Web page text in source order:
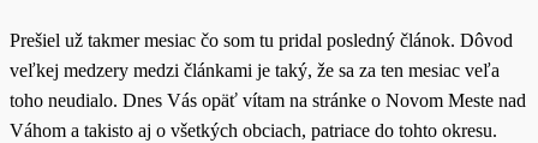
Prešiel už takmer mesiac čo som tu pridal posledný článok. Dôvod
veľkej medzery medzi článkami je taký, že sa za ten mesiac veľa
toho neudialo. Dnes Vás opäť vítam na stránke o Novom Meste nad
Váhom a takisto aj o všetkých obciach, patriace do tohto okresu.